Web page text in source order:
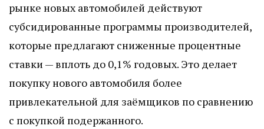
рынке новых автомобилей действуют
субсидированные программы производителей,
которые предлагают сниженные процентные
ставки — вплоть до 0,1% годовых. Это делает
покупку нового автомобиля более
привлекательной для заёмщиков по сравнению
с покупкой подержанного.